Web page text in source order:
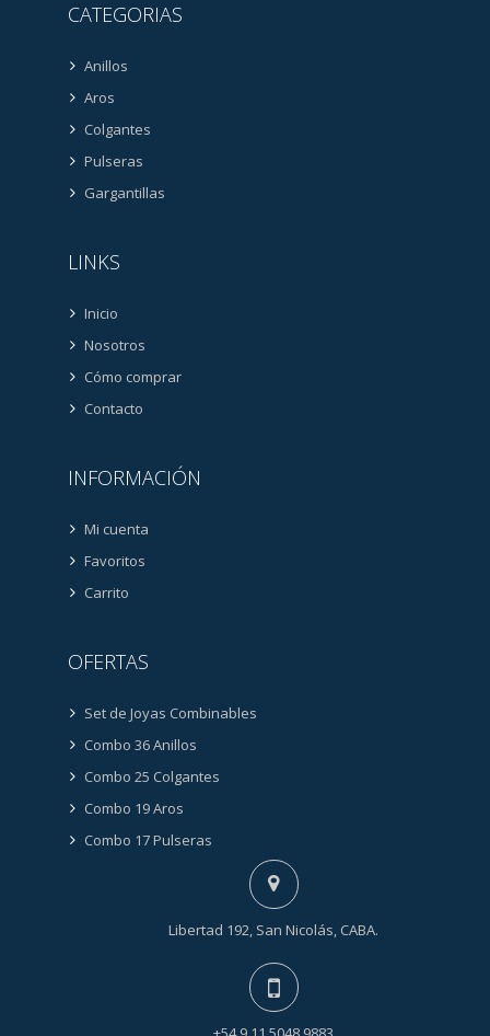
CATEGORIAS
Anillos
Aros
Colgantes
Pulseras
Gargantillas
LINKS
Inicio
Nosotros
Cómo comprar
Contacto
INFORMACIÓN
Mi cuenta
Favoritos
Carrito
OFERTAS
Set de Joyas Combinables
Combo 36 Anillos
Combo 25 Colgantes
Combo 19 Aros
Combo 17 Pulseras
Libertad 192, San Nicolás, CABA.